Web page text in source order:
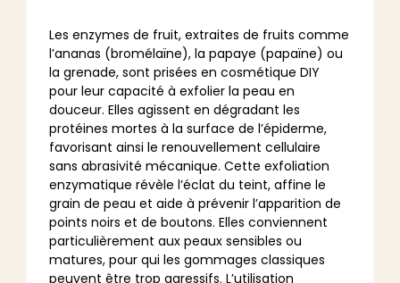
Les enzymes de fruit, extraites de fruits comme
l’ananas (bromélaïne), la papaye (papaïne) ou
la grenade, sont prisées en cosmétique DIY
pour leur capacité à exfolier la peau en
douceur. Elles agissent en dégradant les
protéines mortes à la surface de l’épiderme,
favorisant ainsi le renouvellement cellulaire
sans abrasivité mécanique. Cette exfoliation
enzymatique révèle l’éclat du teint, affine le
grain de peau et aide à prévenir l’apparition de
points noirs et de boutons. Elles conviennent
particulièrement aux peaux sensibles ou
matures, pour qui les gommages classiques
peuvent être trop agressifs. L’utilisation